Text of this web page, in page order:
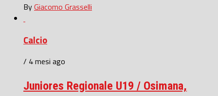
ByGiacomo Grasselli
Calcio
/ 4 mesi ago
Juniores Regionale U19 / Osimana,